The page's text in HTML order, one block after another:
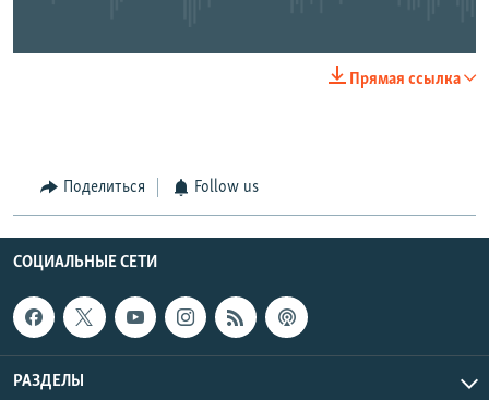
Прямая ссылка
Поделиться Follow us
СОЦИАЛЬНЫЕ СЕТИ
РАЗДЕЛЫ